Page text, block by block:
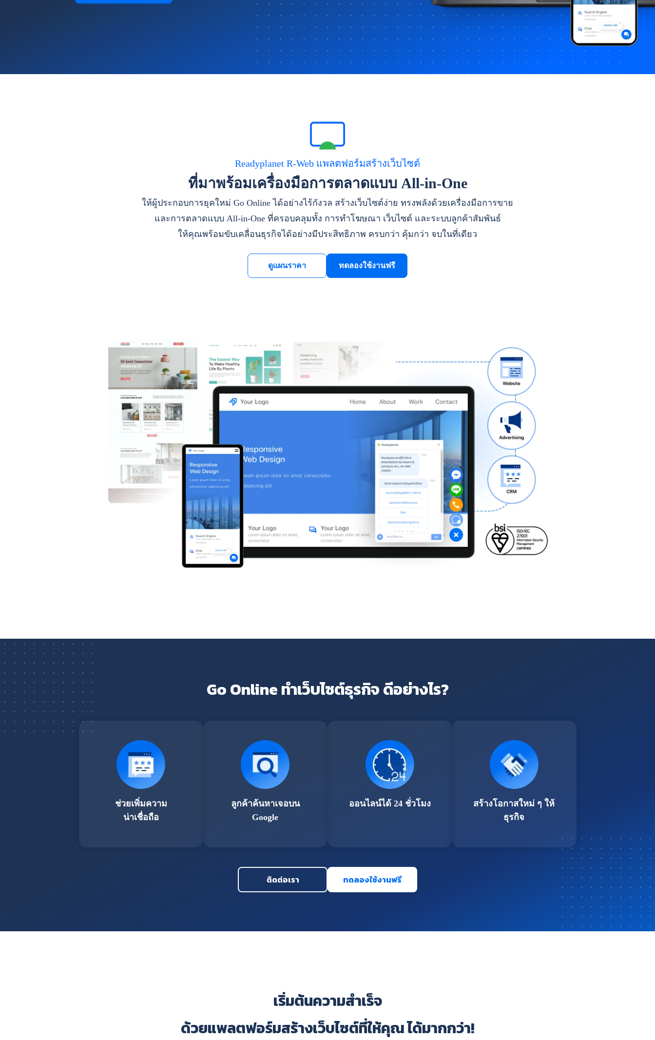
Readyplanet R-Web แพลตฟอร์มสร้างเว็บไซต์
ที่มาพร้อมเครื่องมือการตลาดแบบ All-in-One
ให้ผู้ประกอบการยุคใหม่ Go Online ได้อย่างไร้กังวล สร้างเว็บไซต์ง่าย ทรงพลังด้วยเครื่องมือการขาย
และการตลาดแบบ All-in-One ที่ครอบคลุมทั้ง การทำโฆษณา เว็บไซต์ และระบบลูกค้าสัมพันธ์
ให้คุณพร้อมขับเคลื่อนธุรกิจได้อย่างมีประสิทธิภาพ ครบกว่า คุ้มกว่า จบในที่เดียว
ดูแผนราคา ทดลองใช้งานฟรี
Go Online ทำเว็บไซต์ธุรกิจ ดีอย่างไร?
ช่วยเพิ่มความ
น่าเชื่อถือ
ลูกค้าค้นหาเจอบน
Google
ออนไลน์ได้ 24 ชั่วโมง
สร้างโอกาสใหม่ ๆ ให้
ธุรกิจ
ติดต่อเรา ทดลองใช้งานฟรี
เริ่มต้นความสำเร็จ
ด้วยแพลตฟอร์มสร้างเว็บไซต์ที่ให้คุณ ได้มากกว่า!